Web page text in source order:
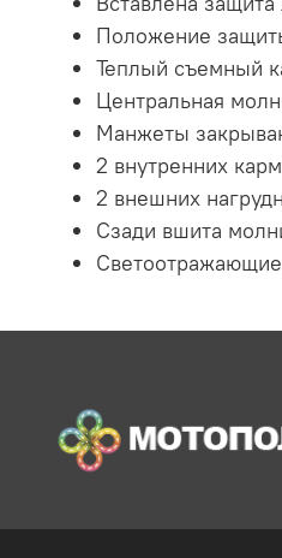
Положение
Теплый съемный
Центральная
Манжеты
2 внутренних
2 внешних
Сзади вшита
Светоотражающие